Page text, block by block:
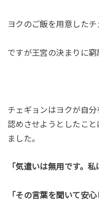
ヨクのご飯を用意したチ
ですが王宮の決まりに
チェギョンはヨクが自
認めさせようとしたこ
ました。
「気遣いは無用です。私
「その言葉を聞いて安心